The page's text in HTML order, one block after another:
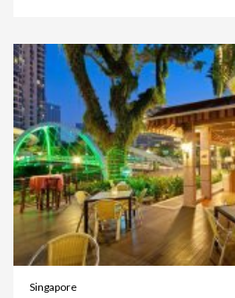
Singapore